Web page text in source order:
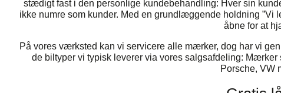
stædigt fast i den personlige kundebehandling: Hver sin
ikke numre som kunder. Med en grundlæggende holdning ”Vi
åbne for at
På vores værksted kan vi servicere alle mærker, dog har vi
de biltyper vi typisk leverer via vores salgsafdeling: Mærker
Porsche, VW